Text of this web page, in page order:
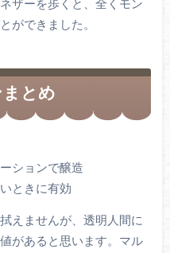
ザーを歩くと、全くモン
ができました。
とめ
ションで醸造
ときに有効
えませんが、透明人間に
があると思います。マル